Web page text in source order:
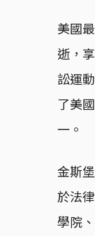
美國
逝，
訟運
了美
一。
金斯
於法
學院